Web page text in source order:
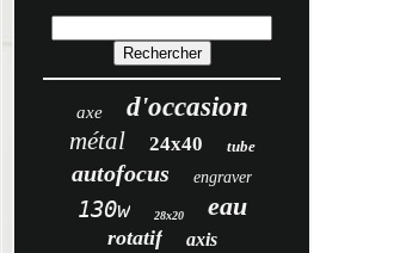
axe d'occasion
métal 24x40 tube
autofocus engraver
130w 28x20 eau
rotatif axis